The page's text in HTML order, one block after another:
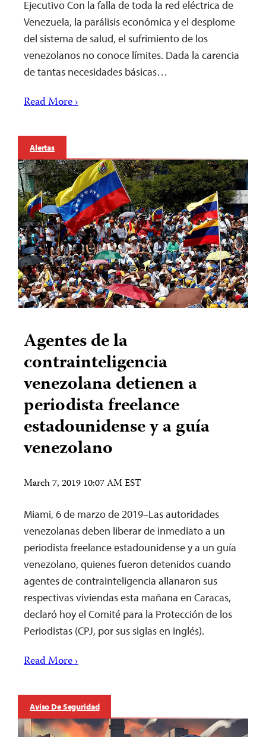
Ejecutivo Con la falla de toda la red eléctrica de
Venezuela, la parálisis económica y el desplome
del sistema de salud, el sufrimiento de los
venezolanos no conoce límites. Dada la carencia
de tantas necesidades básicas…
Read More ›
Alertas
Agentes de la
contrainteligencia
venezolana detienen a
periodista freelance
estadounidense y a guía
venezolano
March 7, 2019 10:07 AM EST
Miami, 6 de marzo de 2019–Las autoridades
venezolanas deben liberar de inmediato a un
periodista freelance estadounidense y a un guía
venezolano, quienes fueron detenidos cuando
agentes de contrainteligencia allanaron sus
respectivas viviendas esta mañana en Caracas,
declaró hoy el Comité para la Protección de los
Periodistas (CPJ, por sus siglas en inglés).
Read More ›
Aviso De Seguridad